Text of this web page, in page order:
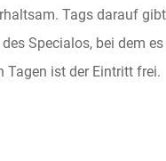
Tags darauf
Specialos, bei dem
Tagen ist der Eintritt frei.